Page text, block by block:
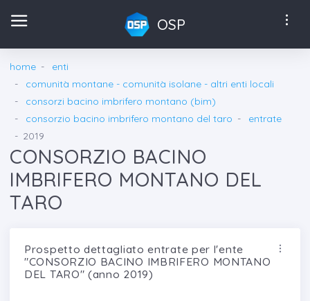
OSP
home
enti
comunità montane - comunità isolane - altri enti locali
consorzi bacino imbrifero montano (bim)
consorzio bacino imbrifero montano del taro
entrate
2019
CONSORZIO BACINO
IMBRIFERO MONTANO DEL
TARO
Prospetto dettagliato entrate per l'ente
"CONSORZIO BACINO IMBRIFERO MONTANO
DEL TARO" (anno 2019)